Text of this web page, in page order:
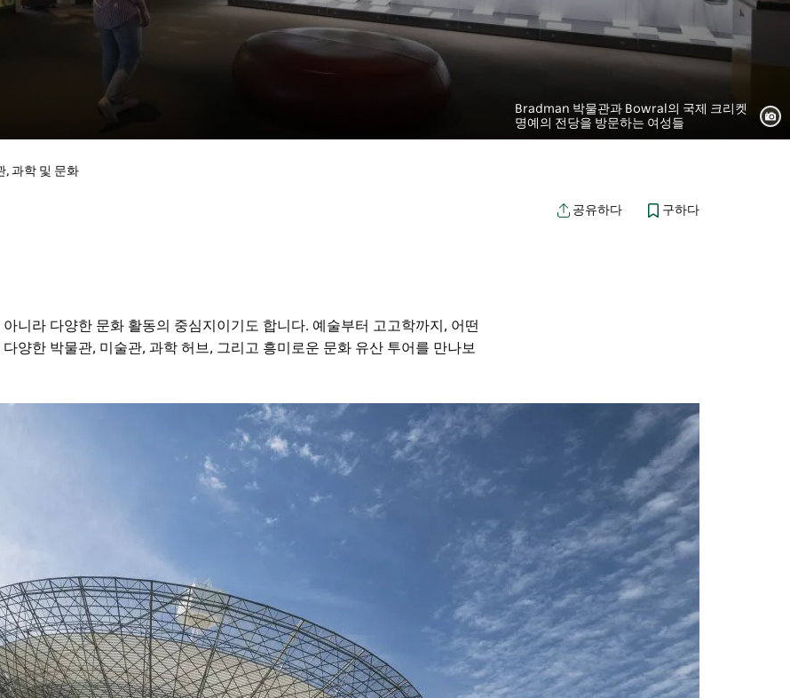
Bradman 박물관과 Bowral의 국제 크리켓
명예의 전당을 방문하는 여성들
, 과학 및 문화
공유하다 구하다
니라 다양한 문화 활동의 중심지이기도 합니다. 예술부터 고고학까지, 어떤
양한 박물관, 미술관, 과학 허브, 그리고 흥미로운 문화 유산 투어를 만나보